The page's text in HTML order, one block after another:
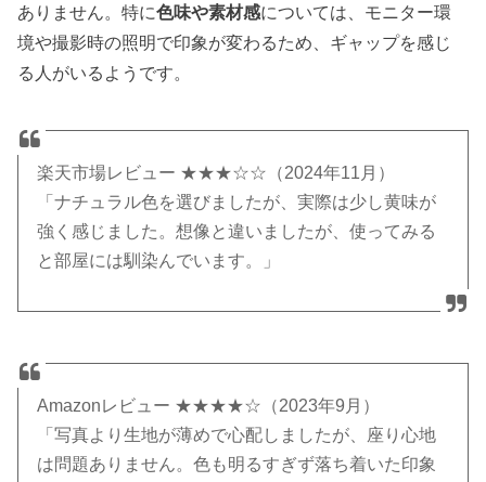
ありません。特に色味や素材感については、モニター環
境や撮影時の照明で印象が変わるため、ギャップを感じ
る人がいるようです。
楽天市場レビュー ★★★☆☆（2024年11月）
「ナチュラル色を選びましたが、実際は少し黄味が
強く感じました。想像と違いましたが、使ってみる
と部屋には馴染んでいます。」
Amazonレビュー ★★★★☆（2023年9月）
「写真より生地が薄めで心配しましたが、座り心地
は問題ありません。色も明るすぎず落ち着いた印象